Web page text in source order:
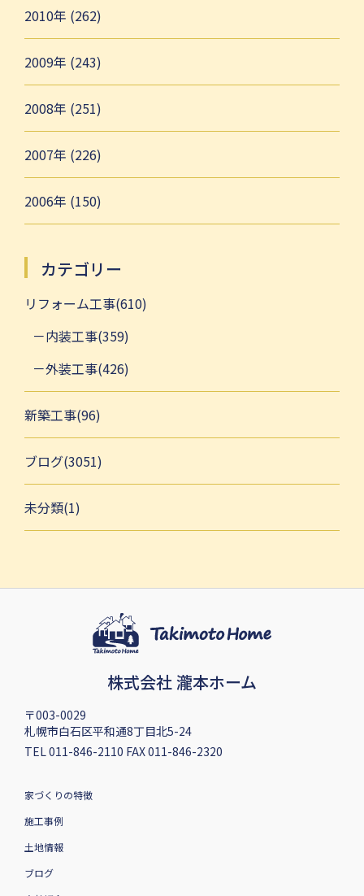
2010年 (262)
2009年 (243)
2008年 (251)
2007年 (226)
2006年 (150)
カテゴリー
リフォーム工事(610)
内装工事(359)
外装工事(426)
新築工事(96)
ブログ(3051)
未分類(1)
株式会社 瀧本ホーム
〒003-0029
札幌市白石区平和通8丁目北5-24
TEL 011-846-2110 FAX 011-846-2320
家づくりの特徴
施工事例
土地情報
ブログ